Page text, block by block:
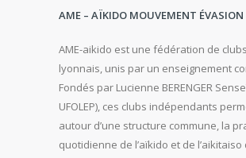
AME – AÏKIDO MOUVEMENT ÉVASION
AME-aikido est une fédération de
lyonnais, unis par un enseignement
Fondés par Lucienne BERENGER
UFOLEP), ces clubs indépendants
autour d’une structure commune, la
quotidienne de l’aïkido et de l’aikitaiso